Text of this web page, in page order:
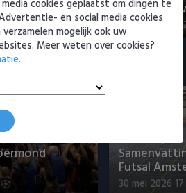
El Arguioui ervaren
6 augustus
Futsal
30 mei 2026
cookies geplaatst om dingen te
Advertentie- en social media cookies
mogelijk ook uw
Meer weten over cookies?